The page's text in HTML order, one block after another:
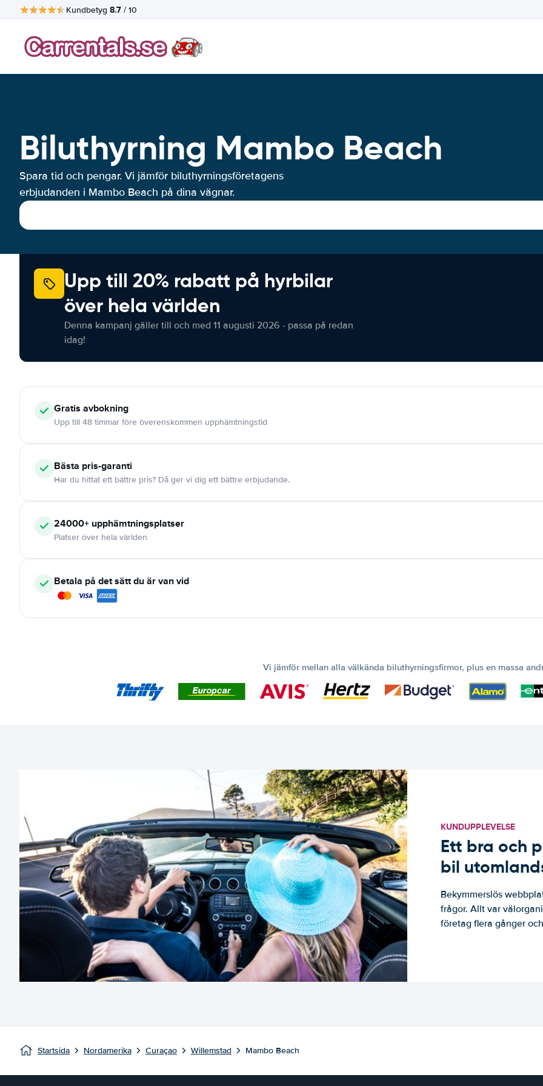
Kundbetyg 8.7 / 10
Biluthyrning Mambo Beach
Spara tid och pengar. Vi jämför biluthyrningsföretagens
erbjudanden i Mambo Beach på dina vägnar.
Upp till 20% rabatt på hyrbilar
över hela världen
Denna kampanj gäller till och med 11 augusti 2026 - passa på redan
idag!
Gratis avbokning
Upp till 48 timmar före överenskommen upphämtningstid
Bästa pris-garanti
Har du hittat ett bättre pris? Då ger vi dig ett bättre erbjudande.
24000+ upphämtningsplatser
Platser över hela världen
Betala på det sätt du är van vid
Vi jämför mellan alla välkända biluthyrningsfirmor, plus en massa
KUNDUPPLEVELSE
Ett bra och
bil
Bekymmerslös
frågor. Allt var
företag flera gånger
Startsida Nordamerika Curaçao Willemstad Mambo Beach